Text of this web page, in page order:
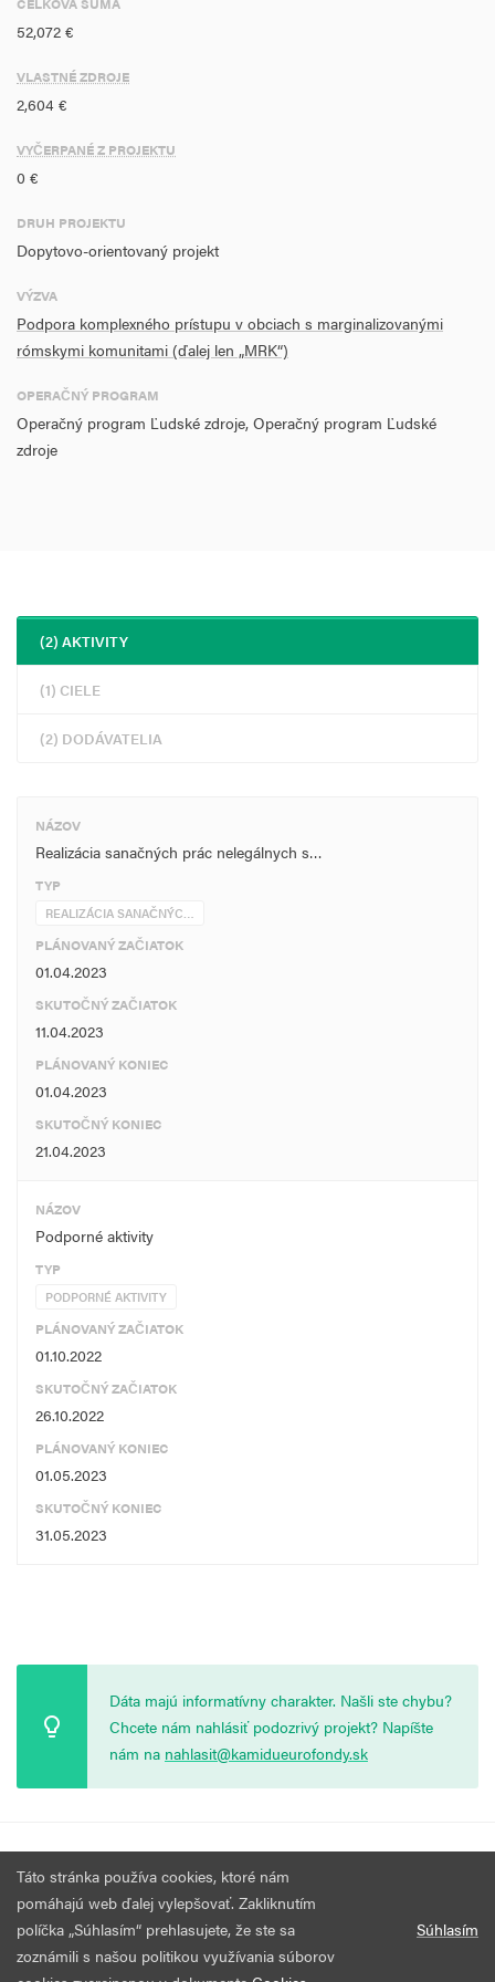
52,072 €
VLASTNÉ ZDROJE
2,604 €
VYČERPANÉ Z PROJEKTU
0 €
DRUH PROJEKTU
Dopytovo-orientovaný projekt
VÝZVA
Podpora komplexného prístupu v obciach s marginalizovanými
rómskymi komunitami (ďalej len „MRK“)
OPERAČNÝ PROGRAM
Operačný program Ľudské zdroje, Operačný program Ľudské
zdroje
(2) AKTIVITY
(1) CIELE
(2) DODÁVATELIA
NÁZOV
Realizácia sanačných prác nelegálnych s…
TYP
REALIZÁCIA SANAČNÝC…
PLÁNOVANÝ ZAČIATOK
01.04.2023
SKUTOČNÝ ZAČIATOK
11.04.2023
PLÁNOVANÝ KONIEC
01.04.2023
SKUTOČNÝ KONIEC
21.04.2023
NÁZOV
Podporné aktivity
TYP
PODPORNÉ AKTIVITY
PLÁNOVANÝ ZAČIATOK
01.10.2022
SKUTOČNÝ ZAČIATOK
26.10.2022
PLÁNOVANÝ KONIEC
01.05.2023
SKUTOČNÝ KONIEC
31.05.2023
Dáta majú informatívny charakter. Našli ste chybu?
Chcete nám nahlásiť podozrivý projekt? Napíšte
nám na nahlasit@kamidueurofondy.sk
Všetky práva vyhradené.
Táto stránka používa cookies, ktoré nám
pomáhajú web ďalej vylepšovať. Zakliknutím
políčka „Súhlasím“ prehlasujete, že ste sa
zoznámili s našou politikou využívania súborov
Súhlasím